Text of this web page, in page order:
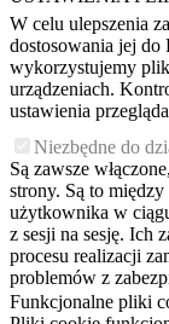
W celu ulepszenia
dostosowania jej do
wykorzystujemy
urządzeniach.
ustawienia
Niezbędne do
Są zawsze
strony. Są to
użytkownika w
z sesji na sesję. Ich
procesu realizacji
problemów z
Funkcjonalne pliki